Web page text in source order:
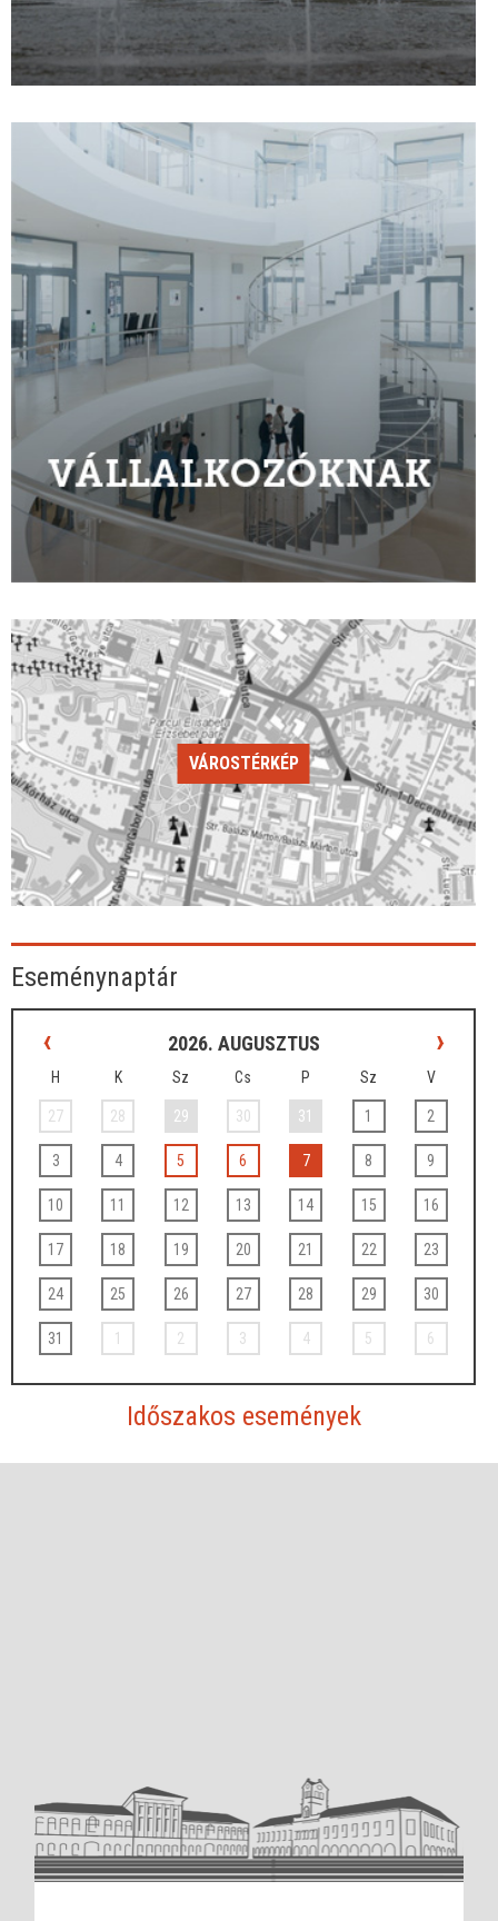
VÁROSTÉRKÉP
Eseménynaptár
‹ 2026. AUGUSZTUS ›
H K Sz Cs P Sz V
27 28 29 30 31 1 2
3 4 5 6 7 8 9
10 11 12 13 14 15 16
17 18 19 20 21 22 23
24 25 26 27 28 29 30
31 1 2 3 4 5 6
Időszakos események